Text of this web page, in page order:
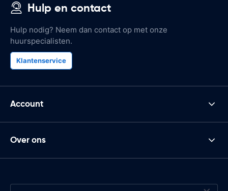
Hulp en contact
Hulp nodig? Neem dan contact op met onze
huurspecialisten.
Klantenservice
Account
Over ons